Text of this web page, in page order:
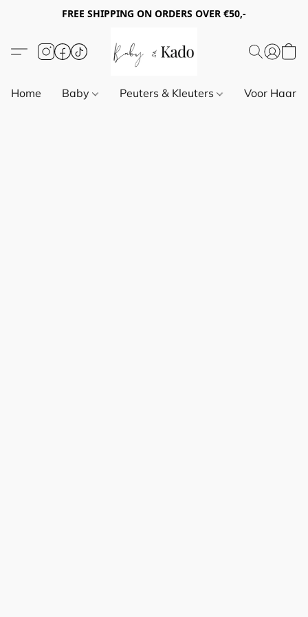
FREE SHIPPING ON ORDERS OVER €50,-
Home Baby Peuters & Kleuters Voor Haar